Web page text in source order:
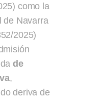
como la
de Navarra
2025)
de
,
deriva de